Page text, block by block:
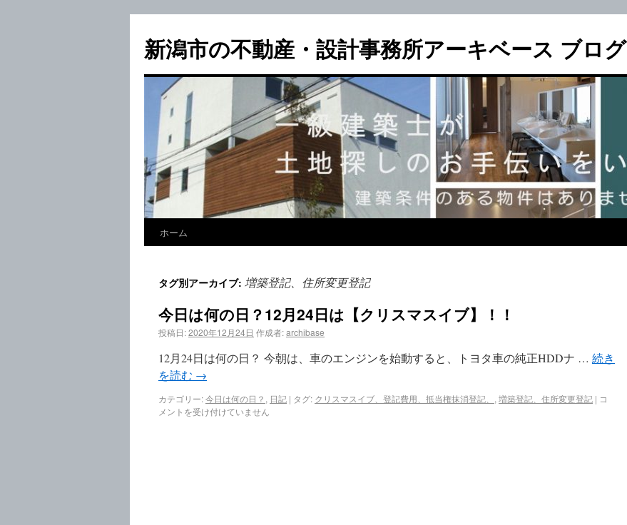
新潟市の不動産・設計事務所アーキベース ブログ
ホーム
タグ別アーカイブ: 増築登記、住所変更登記
今日は何の日？12月24日は【クリスマスイブ】！！
投稿日:2020年12月24日 作成者:archibase
12月24日は何の日？ 今朝は、車のエンジンを始動すると、トヨタ車の純正HDDナ … 続き
を読む →
カテゴリー:今日は何の日？ , 日記 | タグ: クリスマスイブ、登記費用、抵当権抹消登記、 , 増築登記、住所変更登記 | コ
メントを受け付けていません